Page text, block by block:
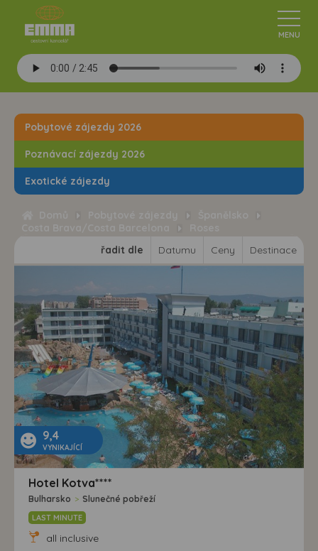
Pobytové zájezdy 2026
Poznávací zájezdy 2026
Exotické zájezdy
řadit dle
Datumu Ceny Destinace
9,4
VYNIKAJÍCÍ
Hotel Kotva****
Bulharsko > Slunečné pobřeží
LAST MINUTE
all inclusive